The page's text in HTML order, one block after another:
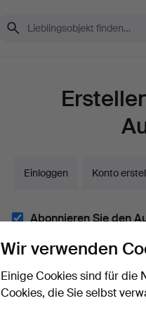
Einloggen Konto
Abonnieren Sie den
Mit u. a. Expertentipps,
Abonnement ganz einfach
Ich bin über 18 Jahre
und bestätige, dass ich
Wir verwenden
Einige Cookies sind für die
Cookies, die Sie selbst